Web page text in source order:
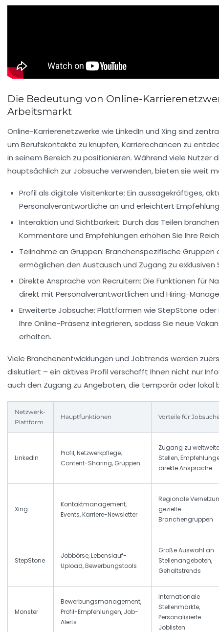
Die Bedeutung von Online-
Arbeitsmarkt
Online-Karrierenetzwerke wie LinkedIn und Xing sind
um Berufskontakte zu knüpfen, Karrierechancen zu
in seinem Bereich zu positionieren. Während viele Nutzer
hauptsächlich zur Jobsuche verwenden, bieten sie weit
Profil als digitale Visitenkarte: Ein aussagekräftiges,
Personalverantwortliche an und erleichtert
Interaktion und Sichtbarkeit: Durch das Teilen
Kommentare und Empfehlungen erhöhen Sie Ihre
Teilnahme an Gruppen: Branchenspezifische Gruppen
ermöglichen den Austausch und Zugang zu
Direkte Ansprache von Recruitern: Die Funktionen für
direkt mit Personalverantwortlichen und Hiring-
Erweiterte Jobsuche: Plattformen wie StepStone oder
Ihre Online-Präsenz integrieren, sodass Sie neue
erhalten.
Viele Branchenentwicklungen und Jobtrends werden
diskutiert – ein aktives Profil verschafft Ihnen nicht nur
auch den Zugang zu Angeboten, die temporär oder lokal
Netzwerk-
Plattform
Hauptfunktionen Vorteile für
LinkedIn
Profil, Netzwerkpflege,
Content-Sharing, Gruppen
Zugang zu
Stellen,
direkte Ansprache
Xing
Kontaktmanagement,
Events, Karriere-Newsletter
Regionale
gezielte
Branchengruppen
StepStone
Jobbörse, Lebenslauf-
Upload, Bewerbungstools
Große Auswahl an
Stellenangeboten,
Gehaltstrends
Monster
Bewerbungsmanagement,
Profil-Empfehlungen, Job-
Alerts
Internationale
Stellenmärkte,
Personalisierte
Joblisten